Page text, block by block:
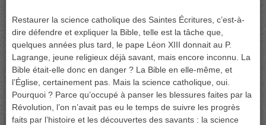
Restaurer la science catholique des Saintes Écritures, c’est-à-
dire défendre et expliquer la Bible, telle est la tâche que,
quelques années plus tard, le pape Léon XIII donnait au P.
Lagrange, jeune religieux déjà savant, mais encore inconnu. La
Bible était-elle donc en danger ? La Bible en elle-même, et
l’Église, certainement pas. Mais la science catholique, oui.
Pourquoi ? Parce qu’occupé à panser les blessures faites par la
Révolution, l’on n’avait pas eu le temps de suivre les progrès
faits par l’histoire et les découvertes des savants : la science